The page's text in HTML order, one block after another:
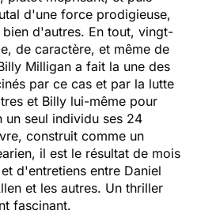
d'une force prodigieuse,
d'autres. En tout, vingt-
de caractère, et même de
Milligan a fait la une des
par ce cas et par la lutte
et Billy lui-même pour
un seul individu ses 24
construit comme un
il est le résultat de mois
d'entretiens entre Daniel
et les autres. Un thriller
fascinant.